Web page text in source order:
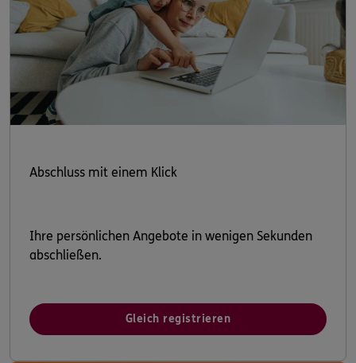
Abschluss mit einem Klick
Ihre persönlichen Angebote in wenigen Sekunden
abschließen.
Gleich registrieren